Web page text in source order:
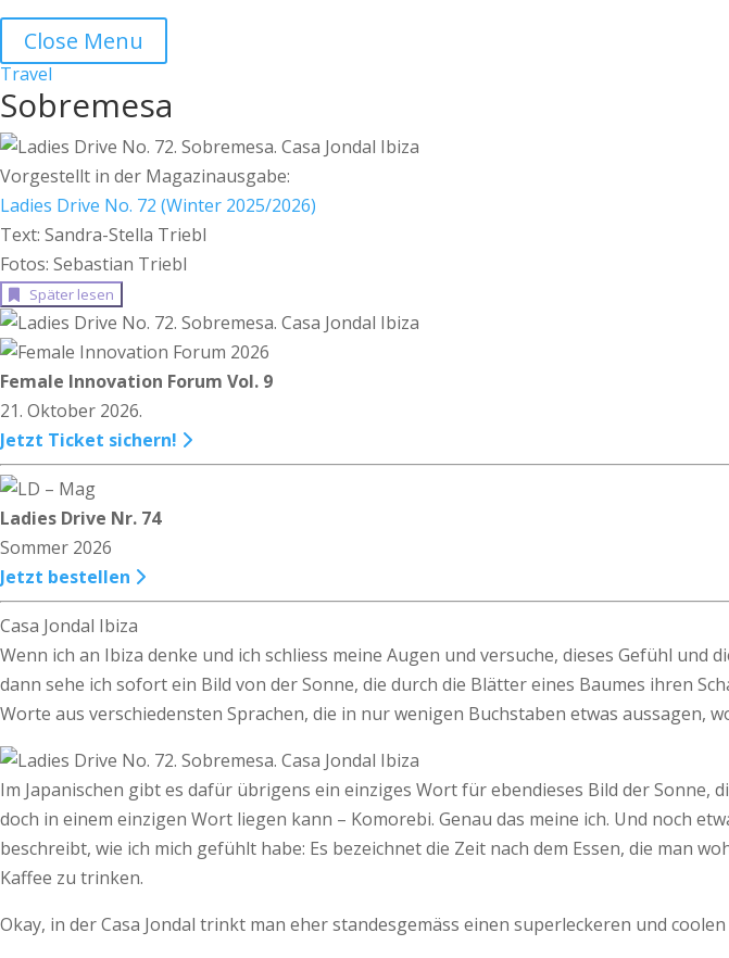
Close Menu
Travel
Sobremesa
Vorgestellt in der Magazinausgabe:
Ladies Drive No. 72 (Winter 2025/2026)
Text: Sandra-Stella Triebl
Fotos: Sebastian Triebl
Später lesen
Female Innovation Forum Vol. 9
21. Oktober 2026.
Jetzt Ticket sichern!
Ladies Drive Nr. 74
Sommer 2026
Jetzt bestellen
Casa Jondal Ibiza
Wenn ich an Ibiza denke und ich schliess meine Augen und versuche, dieses Gefühl
dann sehe ich sofort ein Bild von der Sonne, die durch die Blätter eines Baumes ihren
Worte aus verschiedensten Sprachen, die in nur wenigen Buchstaben etwas aussagen,
Im Japanischen gibt es dafür übrigens ein einziges Wort für ebendieses Bild der
doch in einem einzigen Wort liegen kann – Komorebi. Genau das meine ich. Und noch
beschreibt, wie ich mich gefühlt habe: Es bezeichnet die Zeit nach dem Essen, die man
Kaffee zu trinken.
Okay, in der Casa Jondal trinkt man eher standesgemäss einen superleckeren und